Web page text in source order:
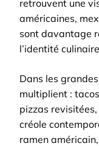
retrouvent une
américaines,
sont davantage
l’identité
Dans les
multiplient :
pizzas
créole
ramen